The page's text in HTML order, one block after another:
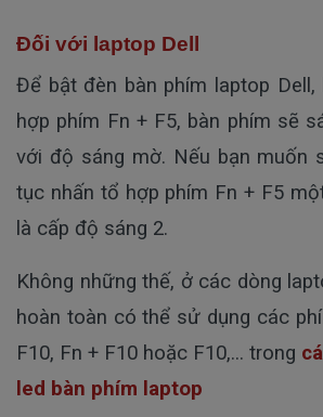
Đối với laptop Dell
Để bật đèn bàn phím laptop Dell,
hợp phím Fn + F5, bàn phím sẽ
với độ sáng mờ. Nếu bạn muốn
tục nhấn tổ hợp phím Fn + F5
là cấp độ sáng 2.
Không những thế, ở các dòng
hoàn toàn có thể sử dụng các
F10, Fn + F10 hoặc F10,... trong
led bàn phím laptop